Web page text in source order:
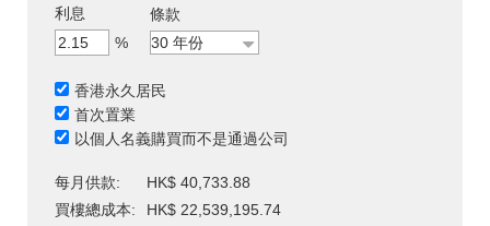
利息
%
條款
香港永久居民
首次置業
以個人名義購買而不是通過公司
每月供款:
HK$ 40,733.88
買樓總成本:
HK$ 22,539,195.74